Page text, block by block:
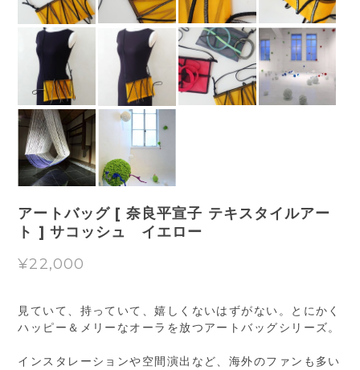
アートバッグ [ 奈良平宣子 テキスタイルアー
ト ] サコッシュ イエロー
¥22,000
見ていて、持っていて、嬉しくないはずがない。とにかく
ハッピー＆メリーなオーラを放つアートバッグシリーズ。
インスタレーションや空間演出など、海外のファンも多い